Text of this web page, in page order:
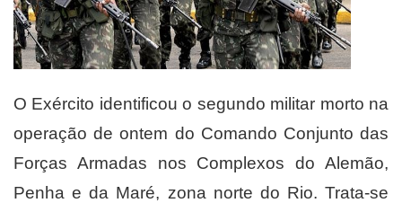
O Exército identificou o segundo militar morto na
operação de ontem do Comando Conjunto das
Forças Armadas nos Complexos do Alemão,
Penha e da Maré, zona norte do Rio. Trata-se